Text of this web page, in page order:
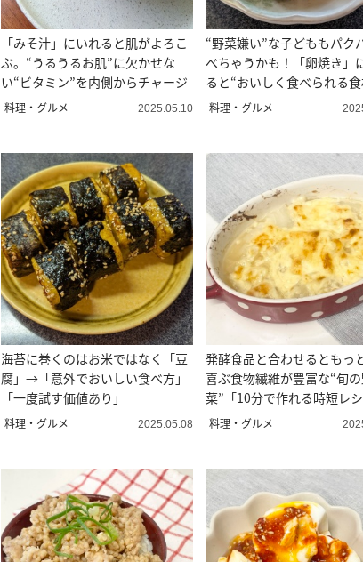
「みそ汁」にいれると肌がよろこ
ぶ。“うるうるお肌”に欠かせな
い“ビタミン”を内側からチャージ
料理・グルメ 2025.05.10
“野菜嫌い”な子どももパク
べちゃうかも！「卵焼き」
ると“おいしく食べられる
は？
料理・グルメ
海苔に巻くのはお米ではなく「豆
腐」→「意外でおいしい食べ方」
「一度試す価値あり」
料理・グルメ 2025.05.08
発酵食品と合わせるともっ
喜ぶ食物繊維が豊富な“旬
菜”「10分で作れる時短レシ
料理・グルメ